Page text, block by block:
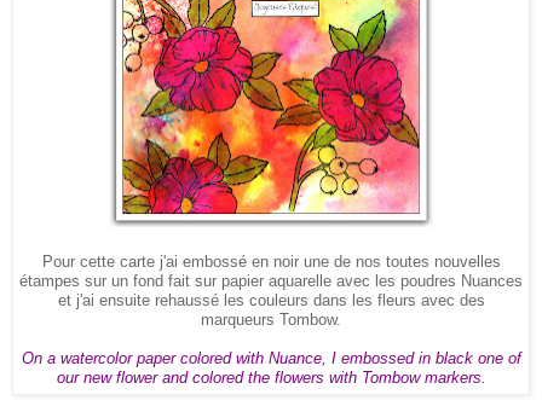
Pour cette carte j'ai embossé en noir une de nos toutes nouvelles
étampes sur un fond fait sur papier aquarelle avec les poudres Nuances
et j'ai ensuite rehaussé les couleurs dans les fleurs avec des
marqueurs Tombow.
On a watercolor paper colored with Nuance, I embossed in black one of
our new flower and colored the flowers with Tombow markers.